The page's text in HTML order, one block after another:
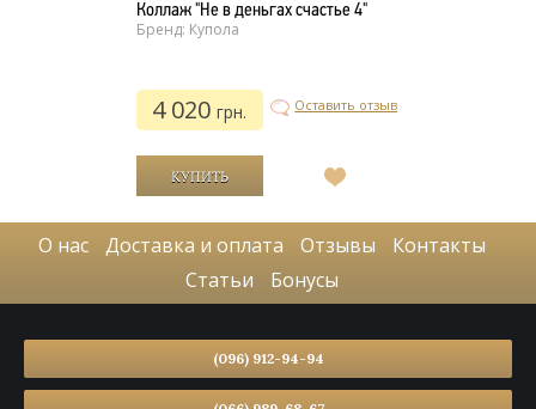
Коллаж "Не в деньгах счастье 4"
Бренд: Купола
4 020грн. Оставить отзыв
желаний
О нас Доставка и оплата Отзывы
Контакты
Статьи
Бонусы
(096) 912-94-94